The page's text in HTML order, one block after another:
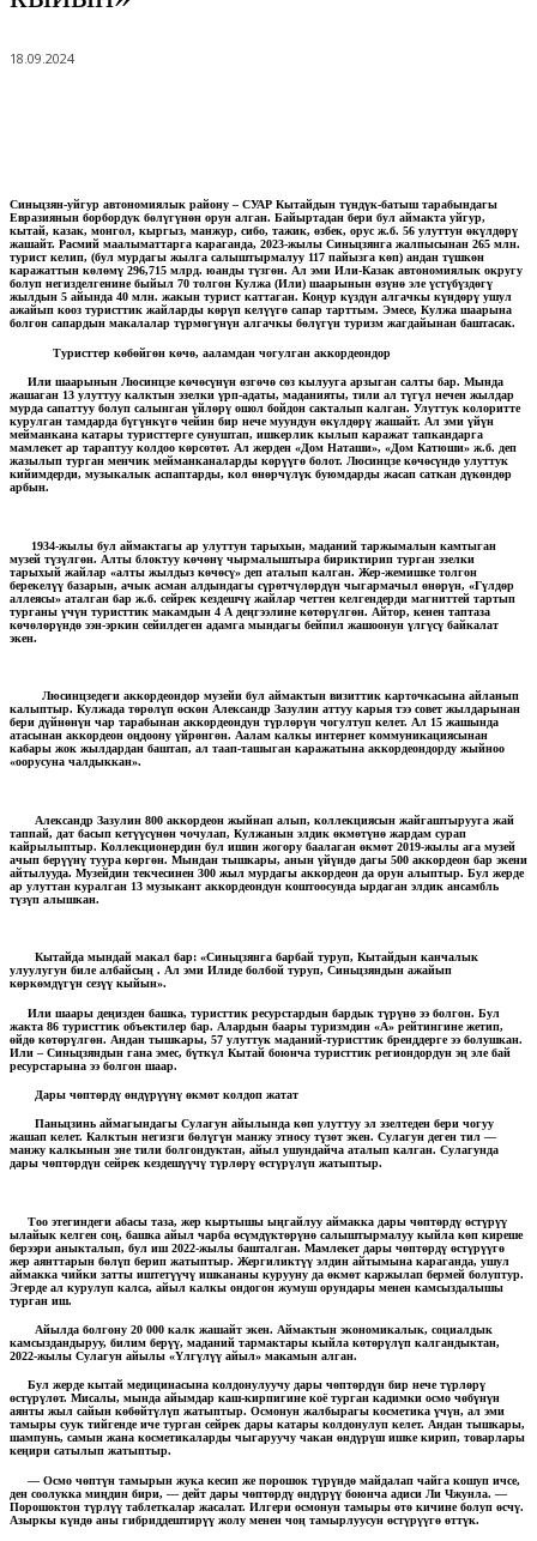
18.09.2024
Синьцзян-уйгур автономиялык району – СУАР Кытайдын түндүк-батыш тарабындагы
Евразиянын борбордук бөлүгүнөн орун алган. Байыртадан бери бул аймакта уйгур,
кытай, казак, монгол, кыргыз, манжур, сибо, тажик, өзбек, орус ж.б. 56 улуттун өкүлдөрү
жашайт. Расмий маалыматтарга караганда, 2023-жылы Синьцзянга жалпысынан 265 млн.
турист келип, (бул мурдагы жылга салыштырмалуу 117 пайызга көп) андан түшкөн
каражаттын көлөмү 296,715 млрд. юанды түзгөн. Ал эми Или-Казак автономиялык округу
болуп негизделгенине быйыл 70 толгон Кулжа (Или) шаарынын өзүнө эле үстүбүздөгү
жылдын 5 айында 40 млн. жакын турист каттаган. Коңур күздүн алгачкы күндөрү ушул
ажайып кооз туристтик жайларды көрүп келүүгө сапар тарттым. Эмесе, Кулжа шаарына
болгон сапардын макалалар түрмөгүнүн алгачкы бөлүгүн туризм жагдайынан баштасак.
Туристтер көбөйгөн көчө, ааламдан чогулган аккордеондор
Или шаарынын Люсинцзе көчөсүнүн өзгөчө сөз кылууга арзыган салты бар. Мында
жашаган 13 улуттуу калктын эзелки үрп-адаты, маданияты, тили ал түгүл нечен жылдар
мурда сапаттуу болуп салынган үйлөрү ошол бойдон сакталып калган. Улуттук колоритте
курулган тамдарда бүгүнкүгө чейин бир нече муундун өкүлдөрү жашайт. Ал эми үйүн
мейманкана катары туристтерге сунуштап, ишкерлик кылып каражат тапкандарга
мамлекет ар тараптуу колдоо көрсөтөт. Ал жерден «Дом Наташи», «Дом Катюши» ж.б. деп
жазылып турган менчик мейманканаларды көрүүгө болот. Люсинцзе көчөсүндө улуттук
кийимдерди, музыкалык аспаптарды, кол өнөрчүлүк буюмдарды жасап саткан дүкөндөр
арбын.
1934-жылы бул аймактагы ар улуттун тарыхын, маданий таржымалын камтыган
музей түзүлгөн. Алты блоктуу көчөнү чырмалыштыра бириктирип турган эзелки
тарыхый жайлар «алты жылдыз көчөсү» деп аталып калган. Жер-жемишке толгон
берекелүү базарын, ачык асман алдындагы сүрөтчүлөрдүн чыгармачыл өнөрүн, «Гүлдөр
аллеясы» аталган бар ж.б. сейрек кездешчү жайлар четтен келгендерди магниттей тартып
турганы үчүн туристтик макамдын 4 А деңгээлине көтөрүлгөн. Айтор, кенен таптаза
көчөлөрүндө ээн-эркин сейилдеген адамга мындагы бейпил жашоонун үлгүсү байкалат
экен.
Люсинцзедеги аккордеондор музейи бул аймактын визиттик карточкасына айланып
калыптыр. Кулжада төрөлүп өскөн Александр Зазулин аттуу карыя тээ совет жылдарынан
бери дүйнөнүн чар тарабынан аккордеондун түрлөрүн чогултуп келет. Ал 15 жашында
атасынан аккордеон оңдоону үйрөнгөн. Аалам калкы интернет коммуникациясынан
кабары жок жылдардан баштап, ал таап-ташыган каражатына аккордеондорду жыйноо
«оорусуна чалдыккан».
Александр Зазулин 800 аккордеон жыйнап алып, коллекциясын жайгаштырууга жай
таппай, дат басып кетүүсүнөн чочулап, Кулжанын элдик өкмөтүнө жардам сурап
кайрылыптыр. Коллекционердин бул ишин жогору баалаган өкмөт 2019-жылы ага музей
ачып берүүнү туура көргөн. Мындан тышкары, анын үйүндө дагы 500 аккордеон бар экени
айтылууда. Музейдин текчесинен 300 жыл мурдагы аккордеон да орун алыптыр. Бул жерде
ар улуттан куралган 13 музыкант аккордеондун коштоосунда ырдаган элдик ансамбль
түзүп алышкан.
Кытайда мындай макал бар: «Синьцзянга барбай туруп, Кытайдын канчалык
улуулугун биле албайсың . Ал эми Илиде болбой туруп, Синьцзяндын ажайып
көркөмдүгүн сезүү кыйын».
Или шаары деңизден башка, туристтик ресурстардын бардык түрүнө ээ болгон. Бул
жакта 86 туристтик объектилер бар. Алардын баары туризмдин «А» рейтингине жетип,
өйдө көтөрүлгөн. Андан тышкары, 57 улуттук маданий-туристтик бренддерге ээ болушкан.
Или – Синьцзяндын гана эмес, бүткүл Кытай боюнча туристтик региондордун эң эле бай
ресурстарына ээ болгон шаар.
Дары чөптөрдү өндүрүүнү өкмөт колдоп жатат
Паньцзинь аймагындагы Сулагун айылында көп улуттуу эл эзелтеден бери чогуу
жашап келет. Калктын негизги бөлүгүн манжу этносу түзөт экен. Сулагун деген тил —
манжу калкынын эне тили болгондуктан, айыл ушундайча аталып калган. Сулагунда
дары чөптөрдүн сейрек кездешүүчү түрлөрү өстүрүлүп жатыптыр.
Тоо этегиндеги абасы таза, жер кыртышы ыңгайлуу аймакка дары чөптөрдү өстүрүү
ылайык келген соң, башка айыл чарба өсүмдүктөрүнө салыштырмалуу кыйла көп киреше
берээри аныкталып, бул иш 2022-жылы башталган. Мамлекет дары чөптөрдү өстүрүүгө
жер аянттарын бөлүп берип жатыптыр. Жергиликтүү элдин айтымына караганда, ушул
аймакка чийки затты иштетүүчү ишкананы курууну да өкмөт каржылап бермей болуптур.
Эгерде ал курулуп калса, айыл калкы ондогон жумуш орундары менен камсыздалышы
турган иш.
Айылда болгону 20 000 калк жашайт экен. Аймактын экономикалык, социалдык
камсыздандыруу, билим берүү, маданий тармактары кыйла көтөрүлүп калгандыктан,
2022-жылы Сулагун айылы «Үлгүлүү айыл» макамын алган.
Бул жерде кытай медицинасына колдонулуучу дары чөптөрдүн бир нече түрлөрү
өстүрүлөт. Мисалы, мында айымдар каш-кирпигине коё турган кадимки осмо чөбүнүн
аянты жыл сайын көбөйтүлүп жатыптыр. Осмонун жалбырагы косметика үчүн, ал эми
тамыры суук тийгенде иче турган сейрек дары катары колдонулуп келет. Андан тышкары,
шампунь, самын жана косметикаларды чыгаруучу чакан өндүрүш ишке кирип, товарлары
кеңири сатылып жатыптыр.
— Осмо чөптүн тамырын жука кесип же порошок түрүндө майдалап чайга кошуп ичсе,
ден соолукка миңдин бири, — дейт дары чөптөрдү өндүрүү боюнча адиси Ли Чжунла. —
Порошоктон түрлүү таблеткалар жасалат. Илгери осмонун тамыры өтө кичине болуп өсчү.
Азыркы күндө аны гибриддештирүү жолу менен чоң тамырлуусун өстүрүүгө өттүк.